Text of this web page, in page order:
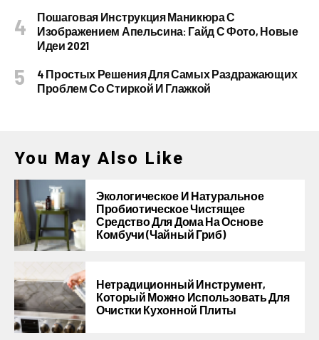
Пошаговая Инструкция Маникюра С
Изображением Апельсина: Гайд С Фото, Новые
Идеи 2021
4 Простых Решения Для Самых Раздражающих
Проблем Со Стиркой И Глажкой
You May Also Like
Экологическое И Натуральное
Пробиотическое Чистящее
Средство Для Дома На Основе
Комбучи (чайный Гриб)
Нетрадиционный Инструмент,
Который Можно Использовать Для
Очистки Кухонной Плиты